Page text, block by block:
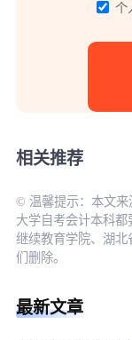
个
相关推荐
© 温馨提示：本文来
大学自考会计本科
继续教育学院、湖
们删除。
最新文章